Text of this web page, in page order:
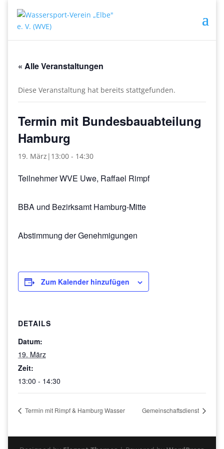
« Alle Veranstaltungen
Diese Veranstaltung hat bereits stattgefunden.
Termin mit Bundesbauabteilung
Hamburg
19. März|13:00- 14:30
Teilnehmer WVE Uwe, Raffael Rimpf
BBA und Bezirksamt Hamburg-Mitte
Abstimmung der Genehmigungen
Zum Kalender hinzufügen
DETAILS
Datum:
19. März
Zeit:
13:00 - 14:30
Termin mit Rimpf & Hamburg Wasser Gemeinschaftsdienst